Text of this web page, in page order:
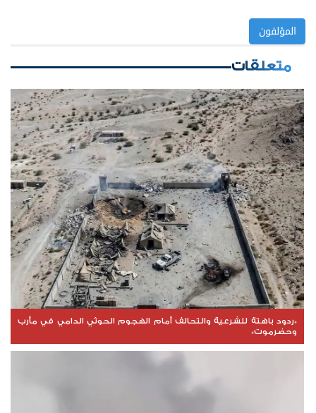
المؤلفون
متعلقات
*ردود باهتة للشرعية والتحالف أمام الهجوم الحوثي الدامي في مأرب
وحضرموت*